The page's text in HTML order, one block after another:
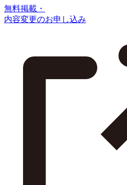
無料掲載・
内容変更のお申し込み